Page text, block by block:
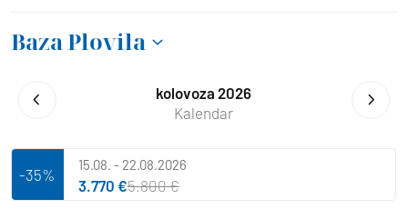
Baza Plovila
kolovoza 2026
Kalendar
-35%
15.08. - 22.08.2026
3.770 €5.800 €